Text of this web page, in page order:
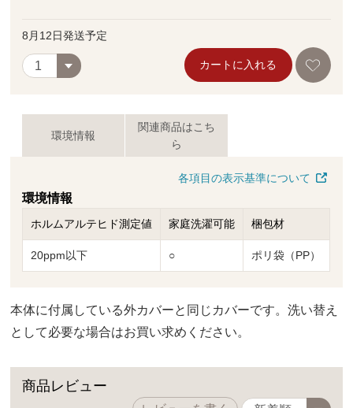
8月12日発送予定
カートに入れる
環境情報
関連商品はこち
ら
各項目の表示基準について
環境情報
ホルムアルテヒド測定値 家庭洗濯可能 梱包材
20ppm以下 ○ ポリ袋（PP）
本体に付属している外カバーと同じカバーです。洗い替え
として必要な場合はお買い求めください。
商品レビュー